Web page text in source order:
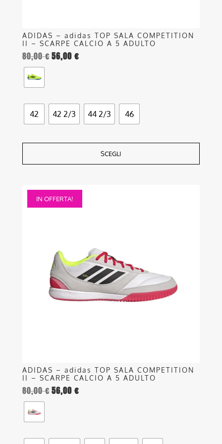
ADIDAS – adidas TOP SALA COMPETITION
II – SCARPE CALCIO A 5 ADULTO
80,00€56,00 €
42 42 2/3 44 2/3 46
SCEGLI
IN OFFERTA!
ADIDAS – adidas TOP SALA COMPETITION
II – SCARPE CALCIO A 5 ADULTO
80,00€56,00 €
Questo
prodotto
possono